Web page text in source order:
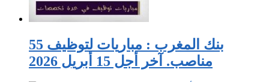
بنك المغرب : مباريات لتوظيف 55
مناصب. آخر أجل 15 أبريل 2026